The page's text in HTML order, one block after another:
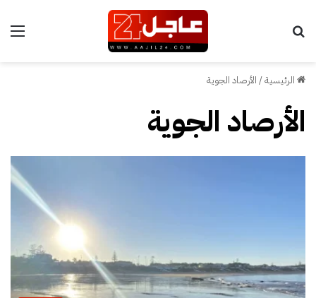
الرئيسية/ الأرصاد الجوية
الأرصاد الجوية